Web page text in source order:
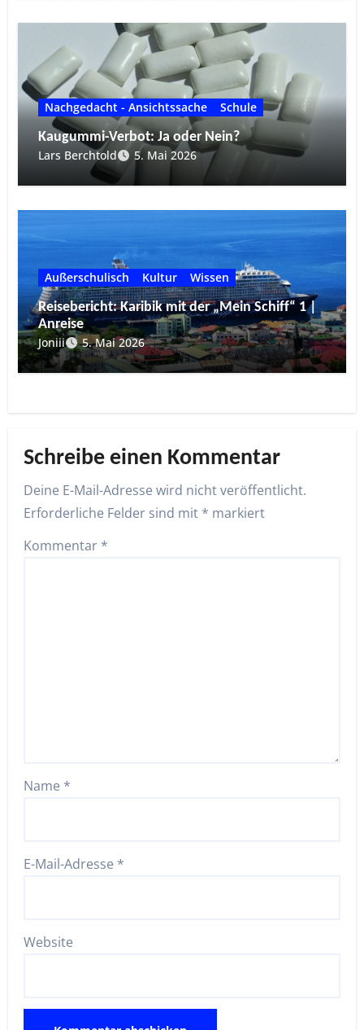
Nachgedacht - Ansichtssache
Schule
Kaugummi-Verbot: Ja oder Nein?
Lars Berchtold
5. Mai 2026
Außerschulisch Kultur
Wissen
Reisebericht: Karibik mit der „Mein Schiff“ 1 |
Anreise
Joniii
5. Mai 2026
Schreibe einen Kommentar
Deine E-Mail-Adresse wird nicht veröffentlicht.
Erforderliche Felder sind mit * markiert
Kommentar *
Name *
E-Mail-Adresse *
Website